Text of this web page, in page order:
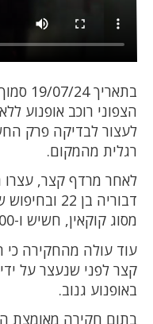
הצפוני רוכב אופנוע
לעצור לבדיקה פרק
רגלית מהמקום.
לאחר מרדף קצר,
דבוריה בן
מסוג קוקאין, חשיש ו-9500 ₪ שנתפסו בכיסו.
עוד עולה מהחקירה
קצר לפני שנעצר על
באופנוע גנוב.
בתום חקירה מאומצת